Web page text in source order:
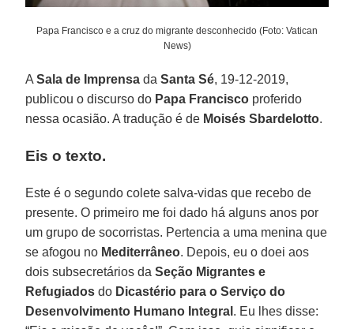
Papa Francisco e a cruz do migrante desconhecido (Foto: Vatican
News)
ASala de Imprensa daSanta Sé, 19-12-2019,
publicou o discurso do Papa Francisco proferido
nessa ocasião. A tradução é de Moisés Sbardelotto.
Eis o texto.
Este é o segundo colete salva-vidas que recebo de
presente. O primeiro me foi dado há alguns anos por
um grupo de socorristas. Pertencia a uma menina que
se afogou no Mediterrâneo. Depois, eu o doei aos
dois subsecretários daSeção Migrantes e
Refugiados do Dicastério para o Serviço do
Desenvolvimento Humano Integral . Eu lhes disse: